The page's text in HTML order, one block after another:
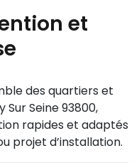
et
des quartiers et
Seine 93800,
rapides et adaptés
projet d’installation.